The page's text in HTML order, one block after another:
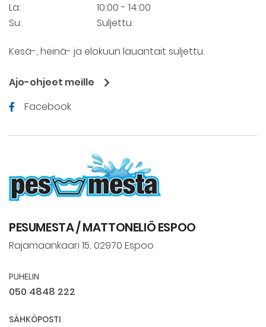
La:
10:00 - 14:00
Su:
Suljettu
Kesä-, heinä- ja elokuun lauantait suljettu.
Ajo-ohjeet meille
Facebook
PESUMESTA / MATTONELIÖ ESPOO
Rajamaankaari 15, 02970 Espoo
PUHELIN
050 4848 222
SÄHKÖPOSTI